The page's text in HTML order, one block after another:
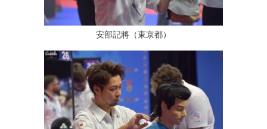
安部記將（東京都）